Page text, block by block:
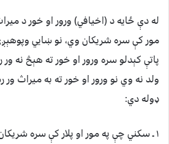
له دې ځايه د (اخيافي) ورور او خور د
مور کې سره شريکان وي، نو ښايي
پاتې کېدلو سره ورور او خور ته هېڅ نه
ولد نه وي نو ورور او خور ته به ميراث ور
ډوله دي:
١ ـ سکني چې په مور او پلار کې سره